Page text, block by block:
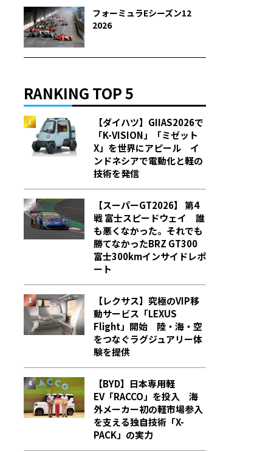
フォーミュラEシーズン12
2026
RANKING TOP 5
【ダイハツ】GIIAS2026で
「K-VISION」「ミゼット
X」を世界にアピール イ
ンドネシアで電動化と軽の
技術を発信
【スーパーGT2026】 第4
戦 富士スピードウェイ 誰
も悪くなかった。それでも
勝てなかった――BRZ GT300
富士300kmインサイドレポ
ート
【レクサス】究極のVIP移
動サービス「LEXUS
Flight」開始 陸・海・空
をつなぐラグジュアリー体
験を提供
【BYD】日本専用軽
EV「RACCO」を投入 海
外メーカー初の軽市場参入
を支える独自技術「X-
PACK」の実力